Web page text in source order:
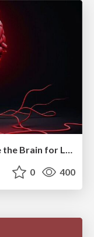
Primal Persuasion: How to Engage the Brain for Learning That Lasts
0 400